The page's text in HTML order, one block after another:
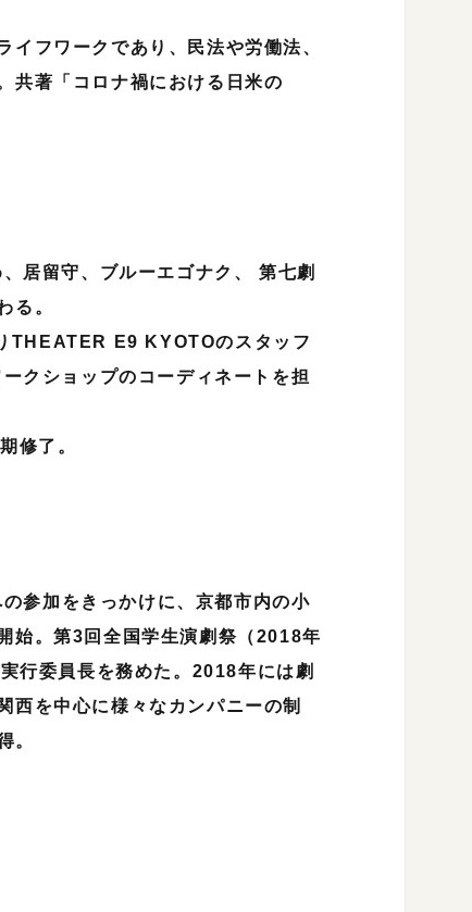
イフワークであり、民法や労働法、
共著「コロナ禍における日米の
居留守、ブルーエゴナク、 第七劇
る。
THEATER E9 KYOTOのスタッフ
クショップのコーディネートを担
修了。
参加をきっかけに、京都市内の小
始。第3回全国学生演劇祭（2018年
行委員長を務めた。2018年には劇
西を中心に様々なカンパニーの制
。